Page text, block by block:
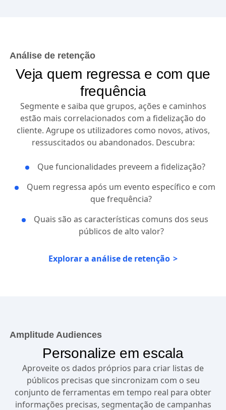
Análise de retenção
Veja quem regressa e com que
frequência
Segmente e saiba que grupos, ações e caminhos
estão mais correlacionados com a fidelização do
cliente. Agrupe os utilizadores como novos, ativos,
ressuscitados ou abandonados. Descubra:
Que funcionalidades preveem a fidelização?
Quem regressa após um evento específico e com
que frequência?
Quais são as características comuns dos seus
públicos de alto valor?
Explorar a análise de retenção
Amplitude Audiences
Personalize em escala
Aproveite os dados próprios para criar listas de
públicos precisas que sincronizam com o seu
conjunto de ferramentas em tempo real para obter
informações precisas, segmentação de campanhas